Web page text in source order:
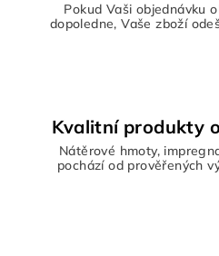
Pokud Vaši objednávku
dopoledne, Vaše zboží
Kvalitní produkty
Nátěrové hmoty,
pochází od prověřených